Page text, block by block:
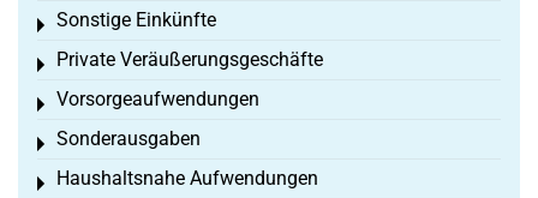
Sonstige Einkünfte
Toggle menu
Private Veräußerungsgeschäfte
Toggle menu
Vorsorgeaufwendungen
Toggle menu
Sonderausgaben
Toggle menu
Haushaltsnahe Aufwendungen
Toggle menu